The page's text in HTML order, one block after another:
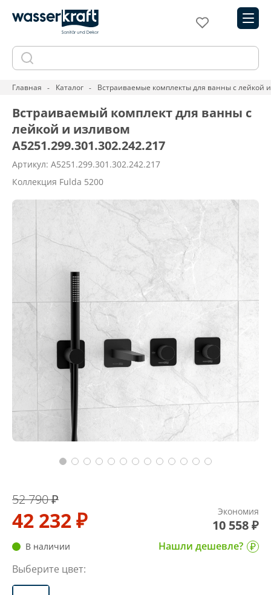
Главная Каталог Встраиваемые комплекты для ванны с лейкой
Встраиваемый комплект для ванны с
лейкой и изливом
A5251.299.301.302.242.217
Артикул: A5251.299.301.302.242.217
Коллекция Fulda 5200
52 790 ₽
42 232 ₽ Экономия
10 558 ₽
В наличии
Нашли дешевле?
Выберите цвет: